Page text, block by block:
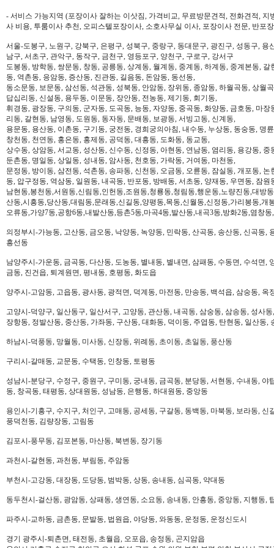
- 서비스 가능지역 (포장이사 잘하는 이삿짐, 가격비교, 무료방문견적, 전화견적,
사 비용, 투룸이사 추천, 오피스텔포장이사, 소호사무실 이사, 포장이사 전문, 반포
서울-도봉구, 노원구, 강북구, 은평구, 성북구, 중랑구, 동대문구, 광진구, 성동구,
남구, 서초구, 관악구, 동작구, 금천구, 영등포구, 양천구, 구로구, 강서구
도봉동, 방학동, 쌍문동, 창동, 공릉동, 상계동, 월계동, 중계동, 하계동, 중계본동,
동, 역촌동, 응암동, 증산동, 진관동, 길음동, 돈암동, 동선동,
동소문동, 보문동, 삼선동, 석관동, 성북동, 안암동, 장위동, 종암동, 하월곡동, 상월
답십리동, 신설동, 용두동, 이문동, 장안동, 전농동, 제기동, 회기동,
휘경동, 광장동, 구의동, 군자동, 도곡동, 능동, 자양동, 중곡동, 화양동, 금호동, 마
리동, 갈현동, 남영동, 도원동, 동자동, 문배동, 보광동, 서빙고동, 신계동,
용문동, 용산동, 이촌동, 구기동, 궁전동, 경희궁의아침, 내수동, 누상동, 동숭동, 명
창천동, 천연동, 홍은동, 홍제동, 공덕동, 대흥동, 도화동, 동교동,
상수동, 상암동, 서교동, 성산동, 신수동, 신정동, 아현동, 연남동, 염리동, 용강동,
둔촌동, 명일동, 상일동, 성내동, 암사동, 천호동, 가락동, 거여동, 마천동,
문정동, 방이동, 삼전동, 석촌동, 송파동, 신천동, 오금동, 오륜동, 잠실동, 개포동,
동, 압구정동, 역삼동, 일원동, 내곡동, 반포동, 방배동, 서초동, 양재동, 우면동, 잠원
남현동,봉천동,서원동,신림동,인헌동,조원동,청룡동,청림동,행운동,노량진동,대방
산동,시흥동,당산동,대림동,문래동,신길동,양평동,목동,신월동,신정동,가리봉동,개
오류동,가양7동,공항6동,내발산동,등촌5동,마곡4동,발산동,내곡3동,방화2동,염창동
의정부시-가능동, 고산동, 금오동, 낙양동, 녹양동, 민락동, 산곡동, 송산동, 신곡동,
흥선동
남양주시-가운동, 금곡동, 다산동, 도농동, 별내동, 별내면, 삼패동, 수동면, 수석면,
금동, 진건읍, 퇴계원면, 평내동, 호평동, 화도읍
양주시-고암동, 고읍동, 광사동, 광적면, 덕계동, 마전동, 만송동, 백석읍, 삼숭동, 옥
고양시-덕양구, 일산동구, 일산서구, 고양동, 관산동, 내곡동, 삼숭동, 삼송동, 성사
장항동, 정발산동, 중산동, 가좌동, 구산동, 대화동, 덕이동, 주엽동, 탄현동, 일산동,
하남시-덕풍동, 망월동, 미사동, 신장동, 위례동, 초이동, 초일동, 풍산동
구리시-갈매동, 교문동, 수택동, 인창동, 토평동
성남시-분당구, 수정구, 중원구, 구미동, 궁내동, 금곡동, 분당동, 서현동, 수내동,
동, 창곡동, 태평동, 상대원동, 성남동, 은행동, 하대원동, 중앙동
용인시-기흥구, 수지구, 처인구, 고매동, 공세동, 구갈동, 동백동, 마북동, 보라동,
풍덕천동, 김량장동, 고림동
김포시-풍무동, 김포본동, 마산동, 북변동, 장기동
과천시-갈현동, 과천동, 부림동, 주암동
부천시-고강동, 대장동, 도당동, 범박동, 상동, 송내동, 심곡동, 약대동
동두천시-걸산동, 광암동, 상패동, 생연동, 소요동, 송내동, 안흥동, 중앙동, 지행동,
파주시-교하동, 금촌동, 문발동, 법원읍, 야당동, 와동동, 운정동, 운정신도시
경기 광주시-퇴촌면, 태전동, 초월읍, 오포읍, 송정동, 곤지암읍